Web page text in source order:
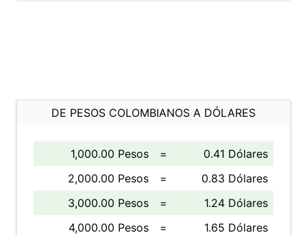
DE PESOS COLOMBIANOS A DÓLARES
1,000.00 Pesos =
0.41 Dólares
2,000.00 Pesos
=
0.83 Dólares
3,000.00 Pesos
=
1.24 Dólares
4,000.00 Pesos
=
1.65 Dólares